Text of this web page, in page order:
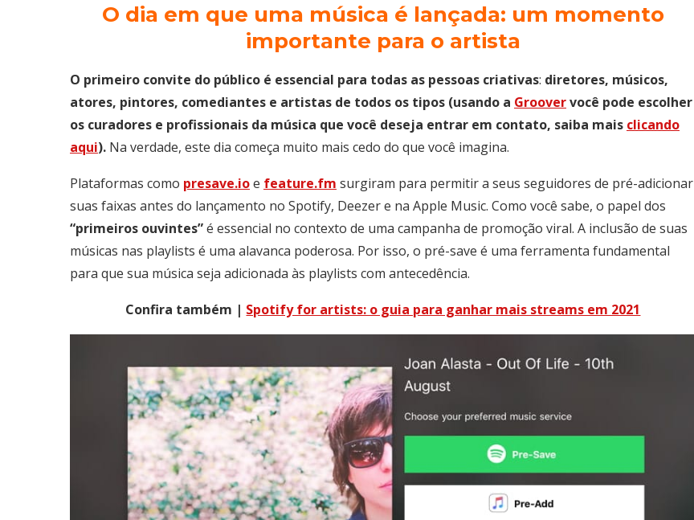
O dia em que uma música é lançada: um momento
importante para o artista
O primeiro convite do público é essencial para todas as pessoas criativas: diretores, músicos,
atores, pintores, comediantes e artistas de todos os tipos (usando a Groovervocê pode escolher
os curadores e profissionais da música que você deseja entrar em contato, saiba mais clicando
aqui). Na verdade, este dia começa muito mais cedo do que você imagina.
Plataformas como presave.ioe feature.fm surgiram para permitir a seus seguidores de pré-adicionar
suas faixas antes do lançamento no Spotify, Deezer e na Apple Music. Como você sabe, o papel dos
“primeiros ouvintes”é essencial no contexto de uma campanha de promoção viral. A inclusão de suas
músicas nas playlists é uma alavanca poderosa. Por isso, o pré-save é uma ferramenta fundamental
para que sua música seja adicionada às playlists com antecedência.
Confira também | Spotify for artists: o guia para ganhar mais streams em 2021